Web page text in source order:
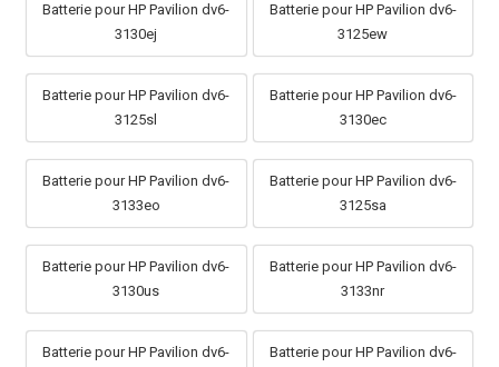
Batterie pour HP Pavilion dv6-
3130ej
Batterie pour HP Pavilion dv6-
3125ew
Batterie pour HP Pavilion dv6-
3125sl
Batterie pour HP Pavilion dv6-
3130ec
Batterie pour HP Pavilion dv6-
3133eo
Batterie pour HP Pavilion dv6-
3125sa
Batterie pour HP Pavilion dv6-
3130us
Batterie pour HP Pavilion dv6-
3133nr
Batterie pour HP Pavilion dv6-
Batterie pour HP Pavilion dv6-